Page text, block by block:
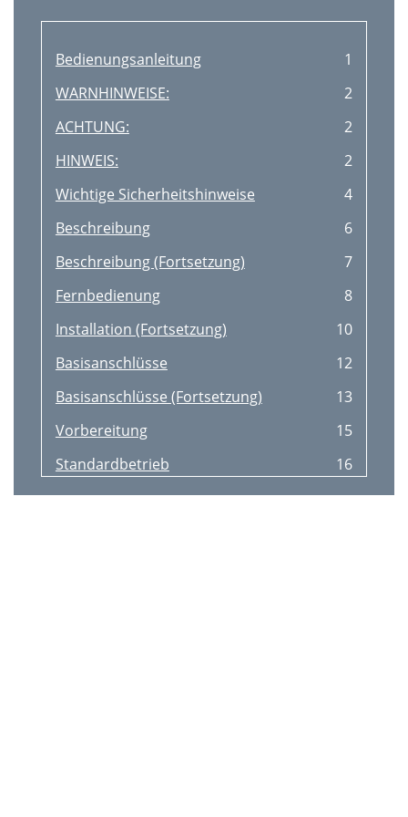
Bedienungsanleitung
1
WARNHINWEISE:
2
ACHTUNG:
2
HINWEIS:
2
Wichtige Sicherheitshinweise
4
Beschreibung
6
Beschreibung (Fortsetzung)
7
Fernbedienung
8
Installation (Fortsetzung)
10
Basisanschlüsse
12
Basisanschlüsse (Fortsetzung)
13
Vorbereitung
15
Standardbetrieb
16
Standardbetrieb (Fortsetzung)
17